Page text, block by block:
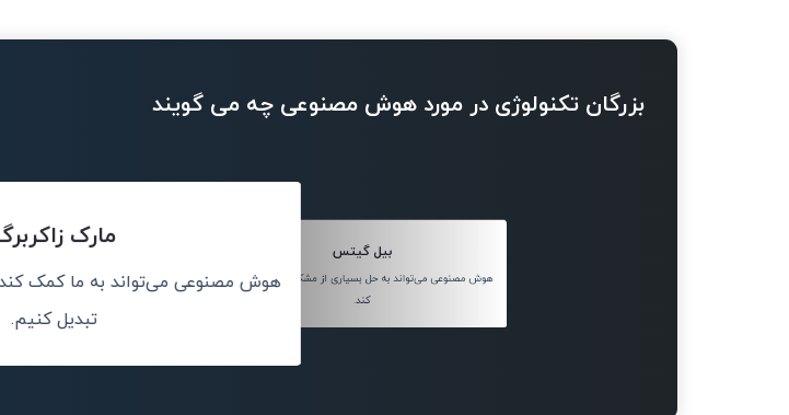
بزرگان تکنولوژی در مورد هوش مصنوعی چه می گویند
بیل گیتس
هوش مصنوعی می‌تواند به حل بسیاری از مشکلات جهان کمک
کند.
مارک
هوش مصنوعی می‌تواند به ما کمک کند
تبدیل کنیم.